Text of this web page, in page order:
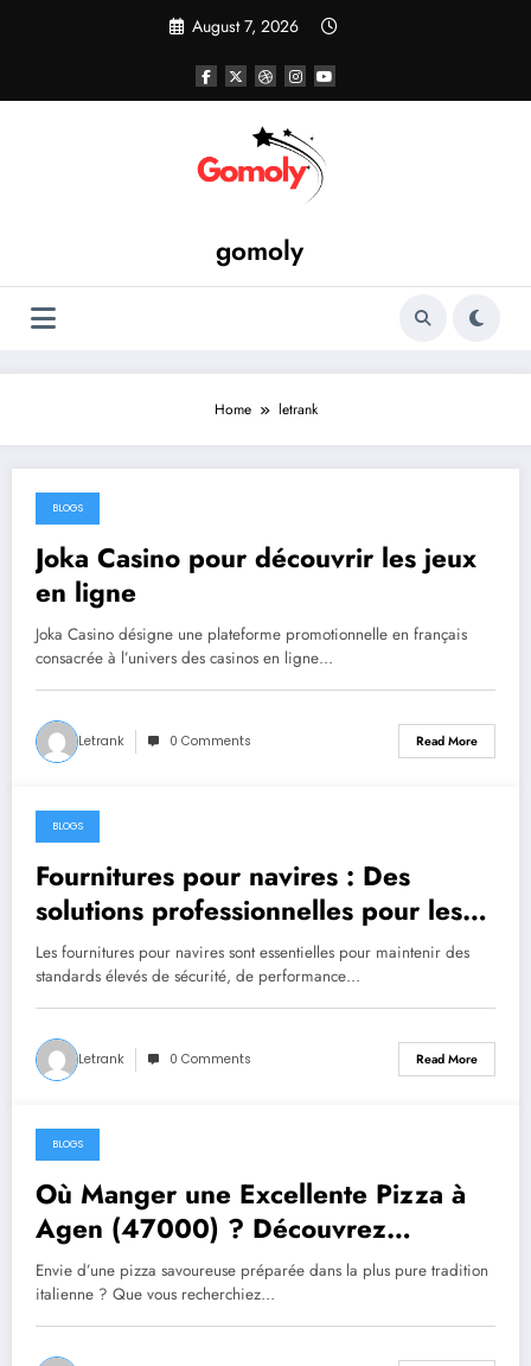
August 7, 2026
gomoly
Home letrank
August 5, 2026
BLOGS
Joka Casino pour découvrir les jeux
en ligne
Joka Casino désigne une plateforme promotionnelle en français
consacrée à l’univers des casinos en ligne…
Letrank 0 Comments Read More
August 4, 2026
BLOGS
Fournitures pour navires : Des
solutions professionnelles pour les
secteurs naval et offshore
Les fournitures pour navires sont essentielles pour maintenir des
standards élevés de sécurité, de performance…
Letrank 0 Comments Read More
July 29, 2026
BLOGS
Où Manger une Excellente Pizza à
Agen (47000) ? Découvrez
Trattoria Pasta Pizza Brax
Envie d’une pizza savoureuse préparée dans la plus pure tradition
italienne ? Que vous recherchiez…